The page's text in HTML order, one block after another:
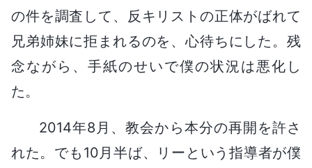
の件を調査して、反キリストの正体がばれて
兄弟姉妹に拒まれるのを、心待ちにした。残
念ながら、手紙のせいで僕の状況は悪化し
た。
2014年8月、教会から本分の再開を許さ
れた。でも10月半ば、リーという指導者が僕